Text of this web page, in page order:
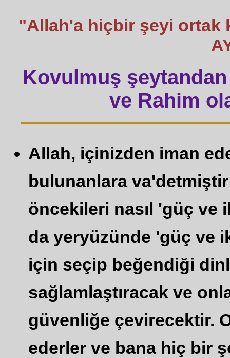
"Allah'a hiçbir şeyi ortak
Kovulmuş şeytandan
ve Rahim
Allah, içinizden iman
bulunanlara
öncekileri nasıl 'güç ve
da yeryüzünde 'güç ve
için seçip beğendiği
sağlamlaştıracak ve
güvenliğe çevirecektir.
ederler ve bana hiç bir